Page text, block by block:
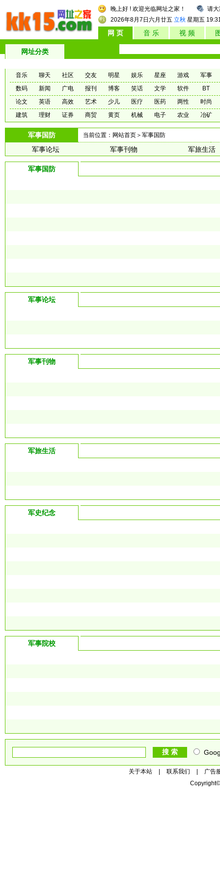
请
晚上好 ! 欢迎光临网址之家！
2026年8月7日 六月廿五 立秋 星期五
网 页 音 乐 视 频
网址分类
音乐 聊天 社区 交友 明星 娱乐 星座 游戏
军事
数码
新闻 广电 报刊 博客 笑话 文学 软件
BT
论文
英语 高效 艺术 少儿 医疗 医药 两性
时尚
建筑
理财 证券 商贸 黄页 机械 电子 农业 冶矿
军事国防 当前位置： 网站首页 ＞军事国防
军事论坛 军事刊物 军旅生活
军事国防
军事论坛
军事刊物
军旅生活
军史纪念
军事院校
关于本站 联系我们
广告